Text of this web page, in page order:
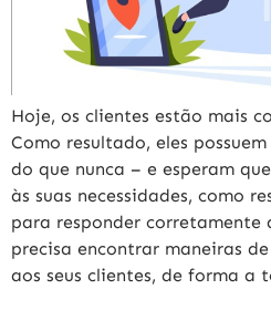
Hoje, os clientes estão mais
Como resultado, eles
do que nunca – e esperam
às suas necessidades, como
para responder corretamente
precisa encontrar maneiras
aos seus clientes, de forma a